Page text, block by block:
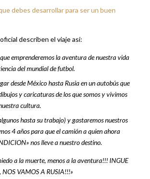
debes desarrollar para ser un buen
describen el viaje así:
emprenderemos la aventura de nuestra vida
del mundial de futbol.
desde México hasta Rusia en un autobús que
y caricaturas de los que somos y vivimos
cultura.
hasta su trabajo) y gastaremos nuestros
4 años para que el camión a quien ahora
nos lleve a nuestro destino.
a la muerte, menos a la aventura!!! INGUE
NOS VAMOS A RUSIA!!!»